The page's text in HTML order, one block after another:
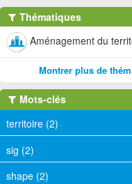
Thématiques
Aménagement du
Montrer plus de
Mots-clés
territoire (2)
sig (2)
shape (2)